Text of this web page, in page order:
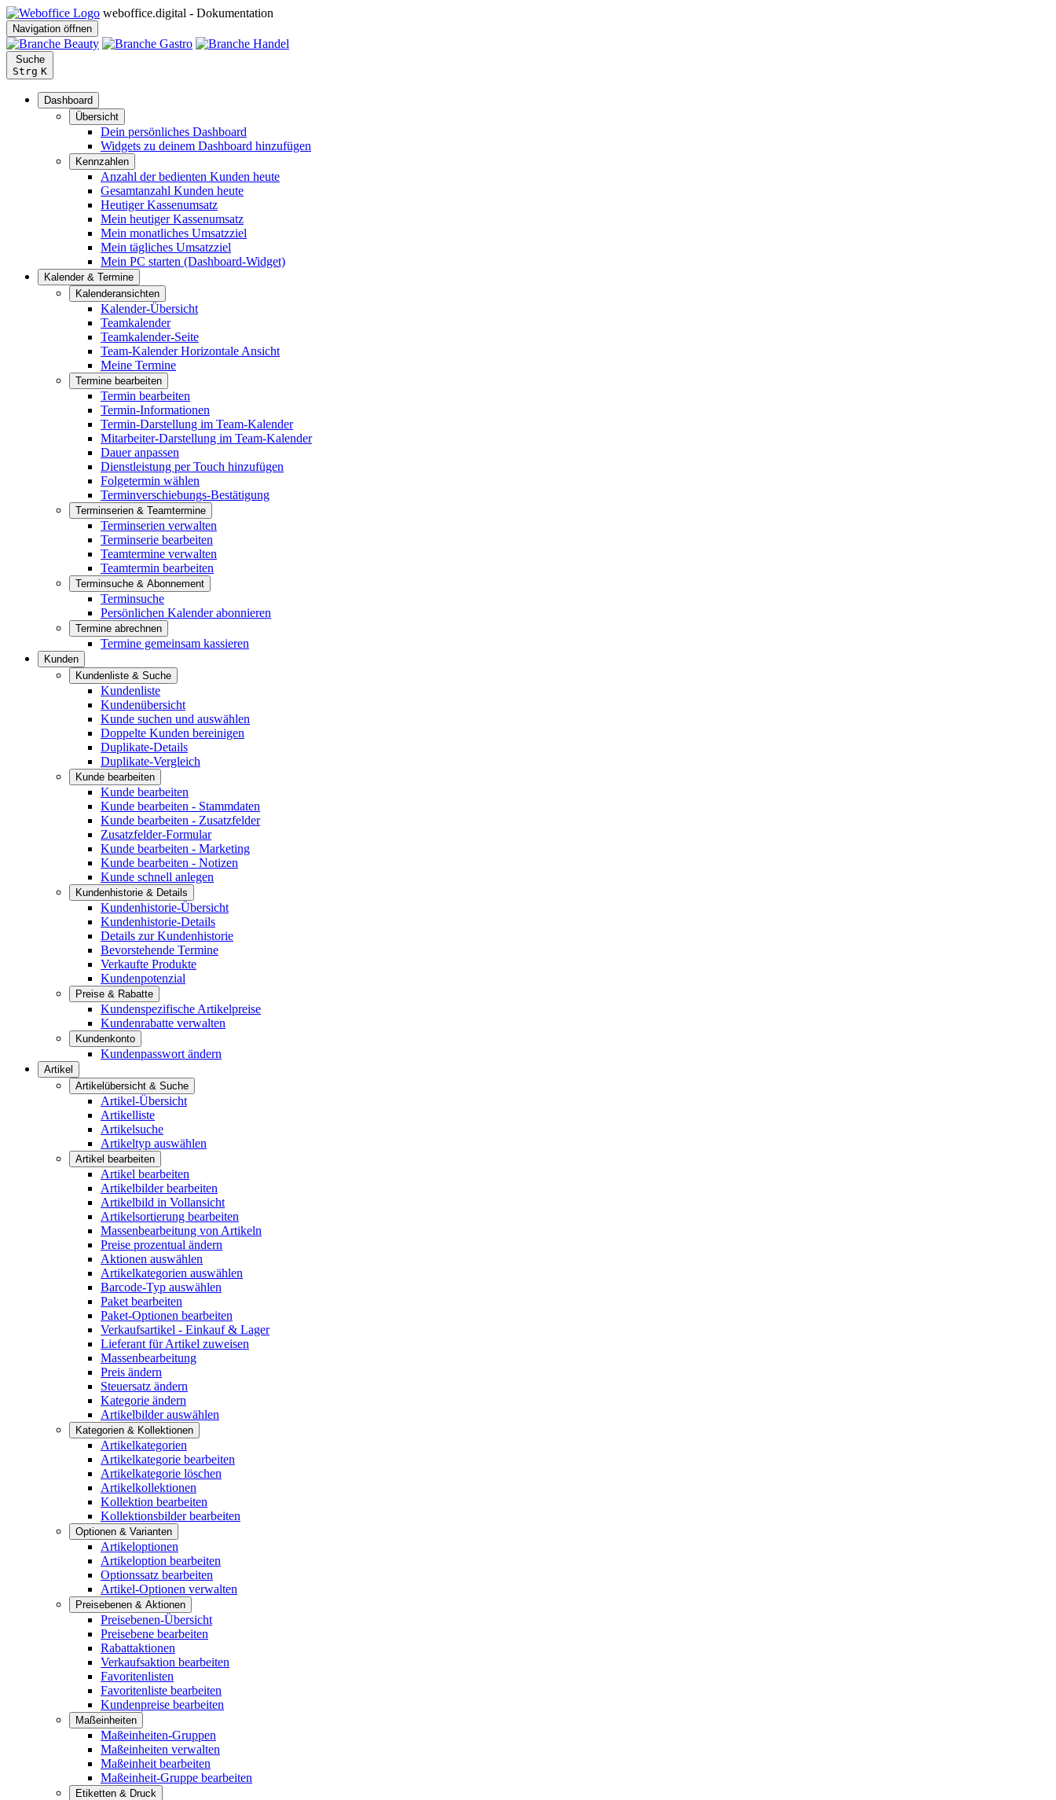
weboffice.digital - Dokumentation
Navigation öffnen
Suche
Strg K
Dashboard
Übersicht
Dein persönliches Dashboard
Widgets zu deinem Dashboard hinzufügen
Kennzahlen
Anzahl der bedienten Kunden heute
Gesamtanzahl Kunden heute
Heutiger Kassenumsatz
Mein heutiger Kassenumsatz
Mein monatliches Umsatzziel
Mein tägliches Umsatzziel
Mein PC starten (Dashboard-Widget)
Kalender & Termine
Kalenderansichten
Kalender-Übersicht
Teamkalender
Teamkalender-Seite
Team-Kalender Horizontale Ansicht
Meine Termine
Termine bearbeiten
Termin bearbeiten
Termin-Informationen
Termin-Darstellung im Team-Kalender
Mitarbeiter-Darstellung im Team-Kalender
Dauer anpassen
Dienstleistung per Touch hinzufügen
Folgetermin wählen
Terminverschiebungs-Bestätigung
Terminserien & Teamtermine
Terminserien verwalten
Terminserie bearbeiten
Teamtermine verwalten
Teamtermin bearbeiten
Terminsuche & Abonnement
Terminsuche
Persönlichen Kalender abonnieren
Termine abrechnen
Termine gemeinsam kassieren
Kunden
Kundenliste & Suche
Kundenliste
Kundenübersicht
Kunde suchen und auswählen
Doppelte Kunden bereinigen
Duplikate-Details
Duplikate-Vergleich
Kunde bearbeiten
Kunde bearbeiten
Kunde bearbeiten - Stammdaten
Kunde bearbeiten - Zusatzfelder
Zusatzfelder-Formular
Kunde bearbeiten - Marketing
Kunde bearbeiten - Notizen
Kunde schnell anlegen
Kundenhistorie & Details
Kundenhistorie-Übersicht
Kundenhistorie-Details
Details zur Kundenhistorie
Bevorstehende Termine
Verkaufte Produkte
Kundenpotenzial
Preise & Rabatte
Kundenspezifische Artikelpreise
Kundenrabatte verwalten
Kundenkonto
Kundenpasswort ändern
Artikel
Artikelübersicht & Suche
Artikel-Übersicht
Artikelliste
Artikelsuche
Artikeltyp auswählen
Artikel bearbeiten
Artikel bearbeiten
Artikelbilder bearbeiten
Artikelbild in Vollansicht
Artikelsortierung bearbeiten
Massenbearbeitung von Artikeln
Preise prozentual ändern
Aktionen auswählen
Artikelkategorien auswählen
Barcode-Typ auswählen
Paket bearbeiten
Paket-Optionen bearbeiten
Verkaufsartikel - Einkauf & Lager
Lieferant für Artikel zuweisen
Massenbearbeitung
Preis ändern
Steuersatz ändern
Kategorie ändern
Artikelbilder auswählen
Kategorien & Kollektionen
Artikelkategorien
Artikelkategorie bearbeiten
Artikelkategorie löschen
Artikelkollektionen
Kollektion bearbeiten
Kollektionsbilder bearbeiten
Optionen & Varianten
Artikeloptionen
Artikeloption bearbeiten
Optionssatz bearbeiten
Artikel-Optionen verwalten
Preisebenen & Aktionen
Preisebenen-Übersicht
Preisebene bearbeiten
Rabattaktionen
Verkaufsaktion bearbeiten
Favoritenlisten
Favoritenliste bearbeiten
Kundenpreise bearbeiten
Maßeinheiten
Maßeinheiten-Gruppen
Maßeinheiten verwalten
Maßeinheit bearbeiten
Maßeinheit-Gruppe bearbeiten
Etiketten & Druck